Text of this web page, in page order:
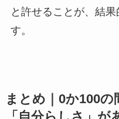
と許せることが、結
す。
まとめ｜0か100